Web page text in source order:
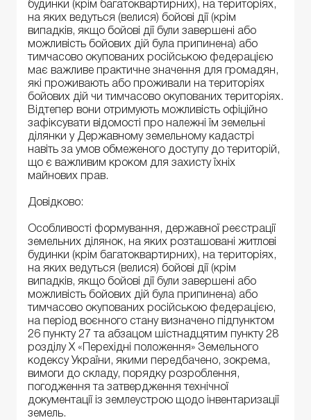
будинки (крім багатоквартирних), на територіях,
на яких ведуться (велися) бойові дії (крім
випадків, якщо бойові дії були завершені або
можливість бойових дій була припинена) або
тимчасово окупованих російською федерацією
має важливе практичне значення для громадян,
які проживають або проживали на територіях
бойових дій чи тимчасово окупованих територіях.
Відтепер вони отримують можливість офіційно
зафіксувати відомості про належні їм земельні
ділянки у Державному земельному кадастрі
навіть за умов обмеженого доступу до територій,
що є важливим кроком для захисту їхніх
майнових прав.
Довідково:
Особливості формування, державної реєстрації
земельних ділянок, на яких розташовані житлові
будинки (крім багатоквартирних), на територіях,
на яких ведуться (велися) бойові дії (крім
випадків, якщо бойові дії були завершені або
можливість бойових дій була припинена) або
тимчасово окупованих російською федерацією,
на період воєнного стану визначено підпунктом
26 пункту 27 та абзацом шістнадцятим пункту 28
розділу X «Перехідні положення» Земельного
кодексу України, якими передбачено, зокрема,
вимоги до складу, порядку розроблення,
погодження та затвердження технічної
документації із землеустрою щодо інвентаризації
земель.